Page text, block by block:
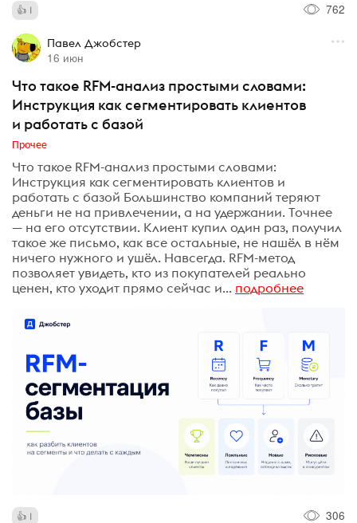
1 762
Павел Джобстер
16 июн
Что такое RFM-анализ простыми словами:
Инструкция как сегментировать клиентов
и работать с базой
Прочее
Что такое RFM-анализ простыми словами:
Инструкция как сегментировать клиентов и
работать с базой Большинство компаний теряют
деньги не на привлечении, а на удержании. Точнее
— на его отсутствии. Клиент купил один раз, получил
такое же письмо, как все остальные, не нашёл в нём
ничего нужного и ушёл. Навсегда. RFM-метод
позволяет увидеть, кто из покупателей реально
ценен, кто уходит прямо сейчас и... подробнее
1 306